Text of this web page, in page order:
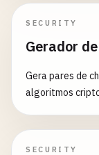
SECURITY
Gerador
Gera pares de
algoritmos
SECURITY